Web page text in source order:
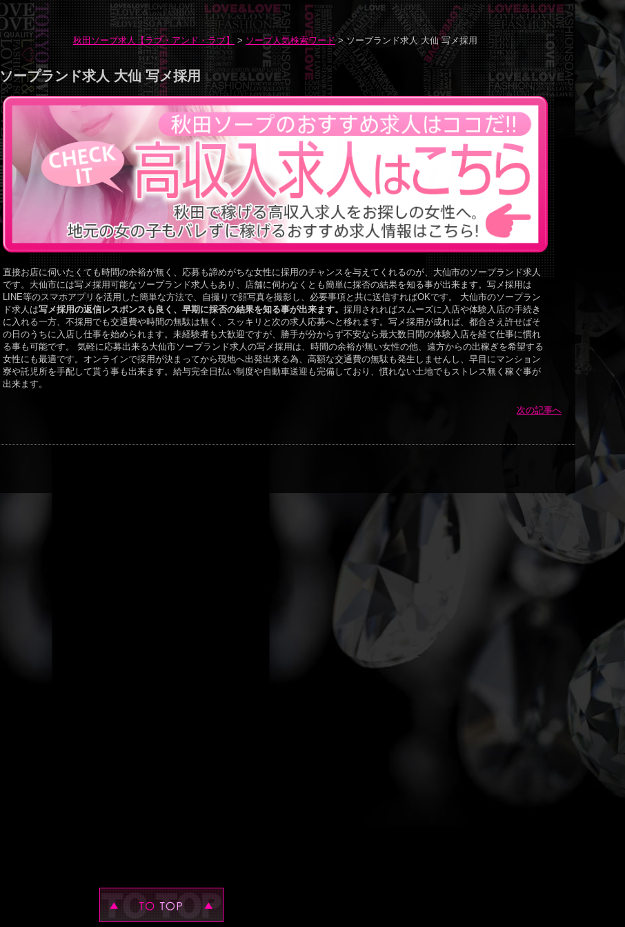
秋田ソープ求人【ラブ・アンド・ラブ】 > ソープ人気検索ワード> ソープランド求人 大仙 写メ採用
ソープランド求人 大仙 写メ採用
直接お店に伺いたくても時間の余裕が無く、応募も諦めがちな女性に採用のチャンスを与えてくれるのが、大仙市のソープランド求人
です。大仙市には写メ採用可能なソープランド求人もあり、店舗に伺わなくとも簡単に採否の結果を知る事が出来ます。写メ採用は
LINE等のスマホアプリを活用した簡単な方法で、自撮りで顔写真を撮影し、必要事項と共に送信すればOKです。 大仙市のソープラン
ド求人は写メ採用の返信レスポンスも良く、早期に採否の結果を知る事が出来ます。 採用されればスムーズに入店や体験入店の手続き
に入れる一方、不採用でも交通費や時間の無駄は無く、スッキリと次の求人応募へと移れます。写メ採用が成れば、都合さえ許せばそ
の日のうちに入店し仕事を始められます。未経験者も大歓迎ですが、勝手が分からず不安なら最大数日間の体験入店を経て仕事に慣れ
る事も可能です。 気軽に応募出来る大仙市ソープランド求人の写メ採用は、時間の余裕が無い女性の他、遠方からの出稼ぎを希望する
女性にも最適です。オンラインで採用が決まってから現地へ出発出来る為、高額な交通費の無駄も発生しませんし、早目にマンション
寮や託児所を手配して貰う事も出来ます。給与完全日払い制度や自動車送迎も完備しており、慣れない土地でもストレス無く稼ぐ事が
出来ます。
次の記事へ